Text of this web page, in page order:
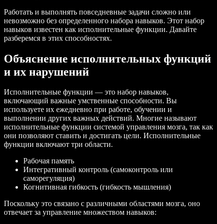
Работать и выполнять повседневные задачи сложно или
невозможно без определенного набора навыков. Этот набор
навыков известен как исполнительные функции. Давайте
разберемся в этих способностях.
Объяснение исполнительных функций
и их нарушений
Исполнительные функции — это набор навыков,
включающий важные умственные способности. Вы
используете их ежедневно при работе, обучении и
выполнении других важных действий. Многие называют
исполнительные функции системой управления мозга, так как
они позволяют ставить и достигать цели. Исполнительные
функции включают три области.
Рабочая память
Интегративный контроль (самоконтроль или
саморегуляция)
Когнитивная гибкость (гибкость мышления)
Поскольку это связано с различными областями мозга, оно
отвечает за управление множеством навыков: